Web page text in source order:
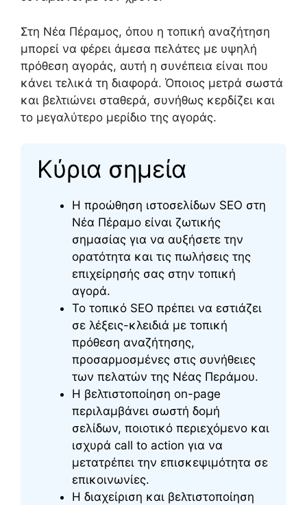
Στη Νέα Πέραμος, όπου η τοπική αναζήτηση
μπορεί να φέρει άμεσα πελάτες με υψηλή
πρόθεση αγοράς, αυτή η συνέπεια είναι που
κάνει τελικά τη διαφορά. Όποιος μετρά σωστά
και βελτιώνει σταθερά, συνήθως κερδίζει και
το μεγαλύτερο μερίδιο της αγοράς.
Κύρια σημεία
Η προώθηση ιστοσελίδων SEO στη
Νέα Πέραμο είναι ζωτικής
σημασίας για να αυξήσετε την
ορατότητα και τις πωλήσεις της
επιχείρησής σας στην τοπική
αγορά.
Το τοπικό SEO πρέπει να εστιάζει
σε λέξεις-κλειδιά με τοπική
πρόθεση αναζήτησης,
προσαρμοσμένες στις συνήθειες
των πελατών της Νέας Περάμου.
Η βελτιστοποίηση on-page
περιλαμβάνει σωστή δομή
σελίδων, ποιοτικό περιεχόμενο και
ισχυρά call to action για να
μετατρέπει την επισκεψιμότητα σε
επικοινωνίες.
Η διαχείριση και βελτιστοποίηση